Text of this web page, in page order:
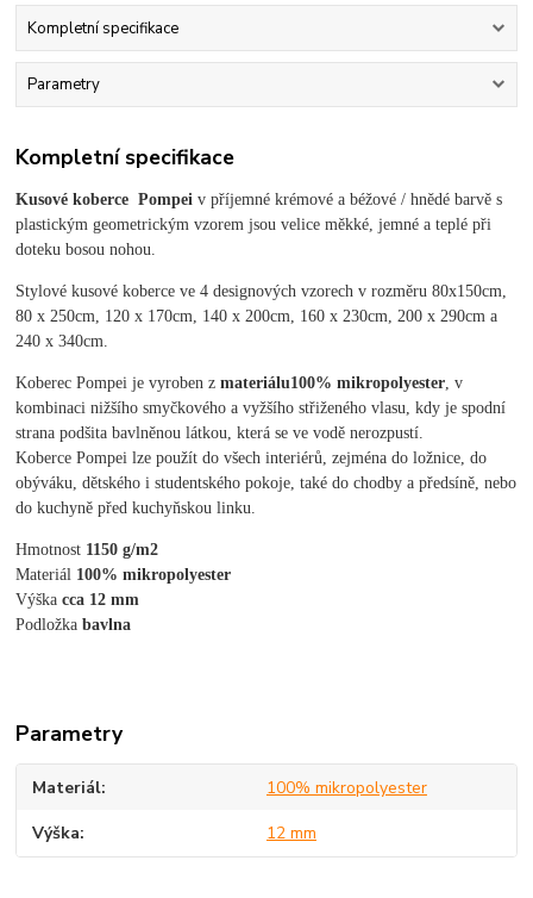
Kompletní specifikace
Parametry
Kompletní specifikace
Kusové koberce Pompei v příjemné krémové a béžové / hnědé barvě s
plastickým geometrickým vzorem jsou velice měkké, jemné a teplé při
doteku bosou nohou.
Stylové kusové koberce ve 4 designových vzorech v rozměru 80x150cm,
80 x 250cm, 120 x 170cm, 140 x 200cm, 160 x 230cm, 200 x 290cm a
240 x 340cm.
Koberec Pompei je vyroben zmateriálu100% mikropolyester , v
kombinaci nižšího smyčkového a vyžšího střiženého vlasu, kdy je spodní
strana podšita bavlněnou látkou, která se ve vodě nerozpustí.
Koberce Pompei lze použít do všech interiérů, zejména do ložnice, do
obýváku, dětského i studentského pokoje, také do chodby a předsíně, nebo
do kuchyně před kuchyňskou linku.
Hmotnost 1150 g/m2
Materiál 100% mikropolyester
Výška cca 12 mm
Podložka bavlna
Parametry
Materiál 100% mikropolyester
Výška 12 mm